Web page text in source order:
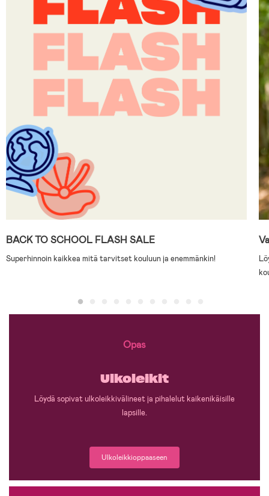
BACK TO SCHOOL FLASH SALE
Superhinnoin kaikkea mitä tarvitset kouluun ja enemmänkin!
Opas
Ulkoleikit
Löydä sopivat ulkoleikkivälineet ja pihalelut kaikenikäisille
lapsille.
Ulkoleikkioppaaseen